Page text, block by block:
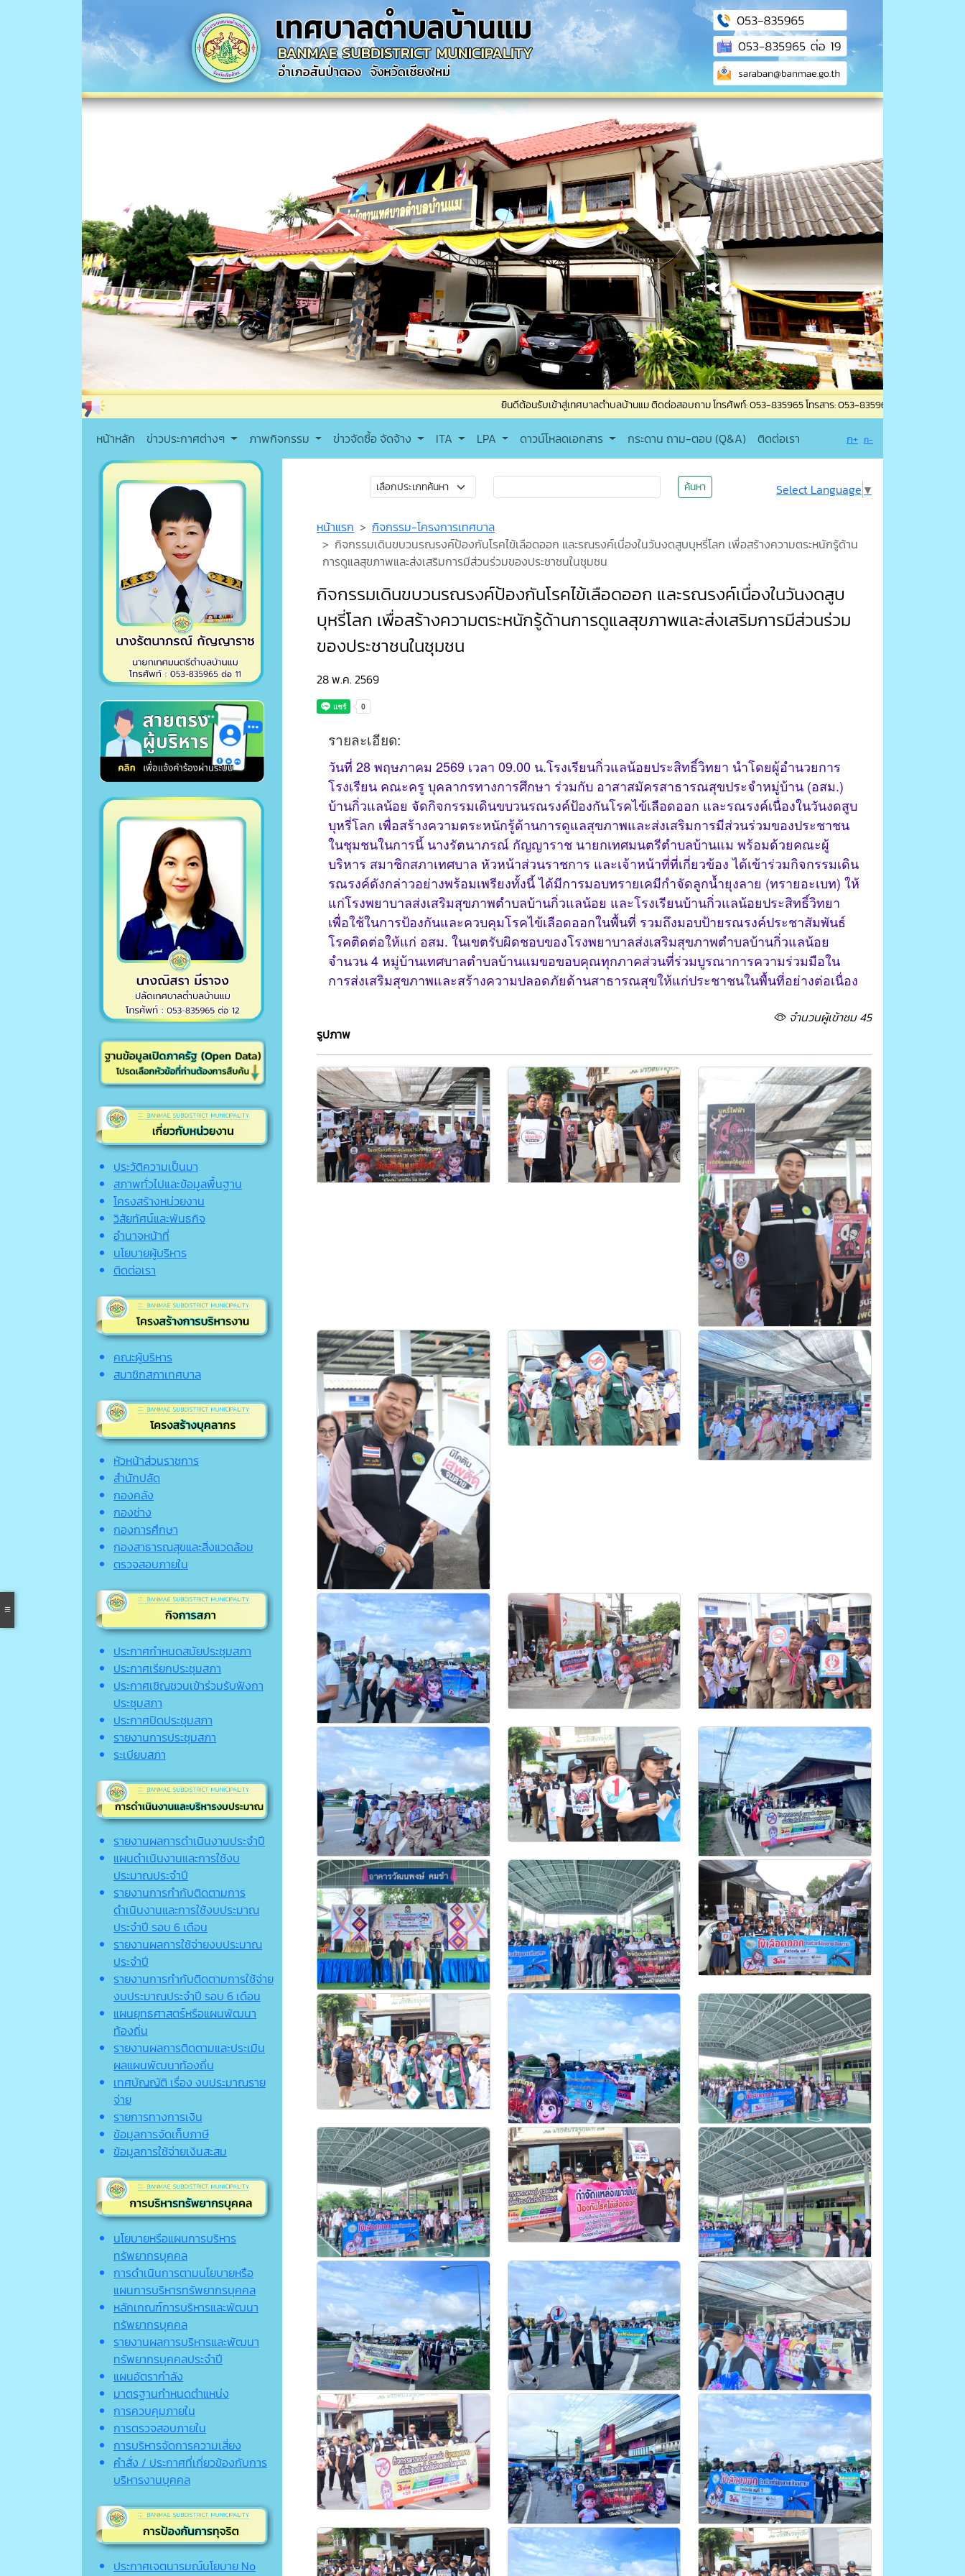
ยินดีต้อนรับเข้าสู่เทศบาลตำบลบ้านแม ติดต่อสอบถาม โทรศัพท์: 053-835965 โทรสาร: 053-835965 ต่อ 19 เแจ้งเหตุไฟไหม้ เหตุด่วน-เหตุร้า
หน้าหลัก ข่าวประกาศต่างๆ ภาพกิจกรรม ข่าวจัดซื้อ จัดจ้าง ITA LPA ดาวน์โหลดเอกสาร กระดาน ถาม-ตอบ (Q&A) ติดต่อเรา ก+ ก-
ประวัติความเป็นมา
สภาพทั่วไปและข้อมูลพื้นฐาน
โครงสร้างหน่วยงาน
วิสัยทัศน์และพันธกิจ
อำนาจหน้าที่
นโยบายผู้บริหาร
ติดต่อเรา
คณะผู้บริหาร
สมาชิกสภาเทศบาล
หัวหน้าส่วนราชการ
สำนักปลัด
กองคลัง
กองช่าง
กองการศึกษา
กองสาธารณสุขและสิ่งแวดล้อม
ตรวจสอบภายใน
ประกาศกำหนดสมัยประชุมสภา
ประกาศเรียกประชุมสภา
ประกาศเชิญชวนเข้าร่วมรับฟังกา
ประชุมสภา
ประกาศปิดประชุมสภา
รายงานการประชุมสภา
ระเบียบสภา
รายงานผลการดำเนินงานประจำปี
แผนดำเนินงานและการใช้งบ
ประมาณประจำปี
รายงานการกำกับติดตามการ
ดำเนินงานและการใช้งบประมาณ
ประจำปี รอบ 6 เดือน
รายงานผลการใช้จ่ายงบประมาณ
ประจำปี
รายงานการกำกับติดตามการใช้จ่าย
งบประมาณประจำปี รอบ 6 เดือน
แผนยุทธศาสตร์หรือแผนพัฒนา
ท้องถิ่น
รายงานผลการติดตามและประเมิน
ผลแผนพัฒนาท้องถิ่น
เทศบัญญัติ เรื่อง งบประมาณราย
จ่าย
รายการทางการเงิน
ข้อมูลการจัดเก็บภาษี
ข้อมูลการใช้จ่ายเงินสะสม
นโยบายหรือแผนการบริหาร
ทรัพยากรบุคคล
การดำเนินการตามนโยบายหรือ
แผนการบริหารทรัพยากรบุคคล
หลักเกณฑ์การบริหารและพัฒนา
ทรัพยากรบุคคล
รายงานผลการบริหารและพัฒนา
ทรัพยากรบุคคลประจำปี
แผนอัตรากำลัง
มาตรฐานกำหนดตำแหน่ง
การควบคุมภายใน
การตรวจสอบภายใน
การบริหารจัดการความเสี่ยง
คำสั่ง / ประกาศที่เกี่ยวข้องกับการ
บริหารงานบุคคล
ประกาศเจตนารมณ์นโยบาย No
ค้นหา Select Language ▼
หน้าแรก
กิจกรรม-โครงการเทศบาล
กิจกรรมเดินขบวนรณรงค์ป้องกันโรคไข้เลือดออก และรณรงค์เนื่องในวันงดสูบบุหรี่โลก เพื่อสร้างความตระหนักรู้ด้าน
การดูแลสุขภาพและส่งเสริมการมีส่วนร่วมของประชาชนในชุมชน
กิจกรรมเดินขบวนรณรงค์ป้องกันโรคไข้เลือดออก และรณรงค์เนื่องในวันงดสูบ
บุหรี่โลก เพื่อสร้างความตระหนักรู้ด้านการดูแลสุขภาพและส่งเสริมการมีส่วนร่วม
ของประชาชนในชุมชน
28 พ.ค. 2569
รายละเอียด:
วันที่ 28 พฤษภาคม 2569 เวลา 09.00 น.โรงเรียนกิ่วแลน้อยประสิทธิ์วิทยา นำโดยผู้อำนวยการ
โรงเรียน คณะครู บุคลากรทางการศึกษา ร่วมกับ อาสาสมัครสาธารณสุขประจำหมู่บ้าน (อสม.)
บ้านกิ่วแลน้อย จัดกิจกรรมเดินขบวนรณรงค์ป้องกันโรคไข้เลือดออก และรณรงค์เนื่องในวันงดสูบ
บุหรี่โลก เพื่อสร้างความตระหนักรู้ด้านการดูแลสุขภาพและส่งเสริมการมีส่วนร่วมของประชาชน
ในชุมชนในการนี้ นางรัตนาภรณ์ กัญญาราช นายกเทศมนตรีตำบลบ้านแม พร้อมด้วยคณะผู้
บริหาร สมาชิกสภาเทศบาล หัวหน้าส่วนราชการ และเจ้าหน้าที่ที่เกี่ยวข้อง ได้เข้าร่วมกิจกรรมเดิน
รณรงค์ดังกล่าวอย่างพร้อมเพรียงทั้งนี้ ได้มีการมอบทรายเคมีกำจัดลูกน้ำยุงลาย (ทรายอะเบท) ให้
แก่โรงพยาบาลส่งเสริมสุขภาพตำบลบ้านกิ่วแลน้อย และโรงเรียนบ้านกิ่วแลน้อยประสิทธิ์วิทยา
เพื่อใช้ในการป้องกันและควบคุมโรคไข้เลือดออกในพื้นที่ รวมถึงมอบป้ายรณรงค์ประชาสัมพันธ์
โรคติดต่อให้แก่ อสม. ในเขตรับผิดชอบของโรงพยาบาลส่งเสริมสุขภาพตำบลบ้านกิ่วแลน้อย
จำนวน 4 หมู่บ้านเทศบาลตำบลบ้านแมขอขอบคุณทุกภาคส่วนที่ร่วมบูรณาการความร่วมมือใน
การส่งเสริมสุขภาพและสร้างความปลอดภัยด้านสาธารณสุขให้แก่ประชาชนในพื้นที่อย่างต่อเนื่อง
จำนวนผู้เข้าชม 45
รูปภาพ